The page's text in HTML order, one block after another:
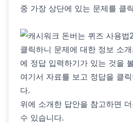
중 가장 상단에 있는 문제를 클
클릭하니 문제에 대한 정보 소
에 정답 입력하기가 있는 것을
여기서 자료를 보고 정답을 클
다.
위에 소개한 답안을 참고하면
수 있습니다.